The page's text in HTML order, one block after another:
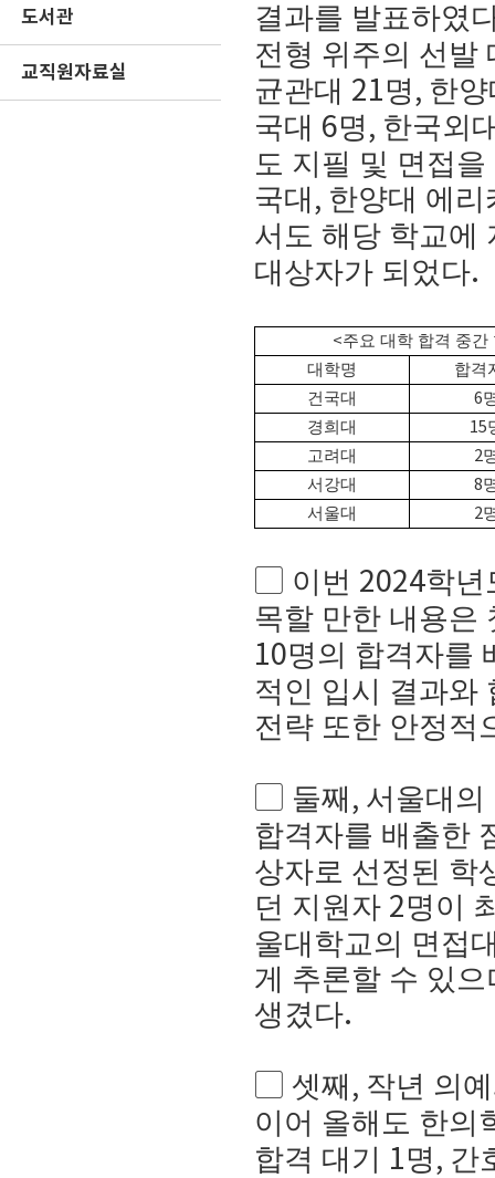
도서관
교직원자료실
결과를 발표하였
전형 위주의 선발
균관대 21명 , 한
국대 6명 , 한국외
도 지필 및 면접
국대 , 한양대 에리
서도 해당 학교에
대상자가 되었다.
<주요 대학 합격 중간
대학명
합격
건국대
6
경희대
15
고려대
2
서강대
8
서울대
2
이번 2024학
목할 만한 내용은
10명의 합격자를
적인 입시 결과와
전략 또한 안정적
둘째 , 서울대
합격자를 배출한
상자로 선정된 학
던 지원자 2명이
울대학교의 면접
게 추론할 수 있
생겼다.
셋째 , 작년 의
이어 올해도 한의
합격 대기 1명 , 간